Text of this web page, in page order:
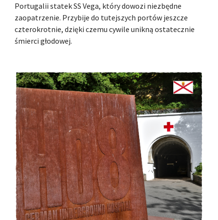
Portugalii statek SS Vega, który dowozi niezbędne
zaopatrzenie. Przybije do tutejszych portów jeszcze
czterokrotnie, dzięki czemu cywile unikną ostatecznie
śmierci głodowej.